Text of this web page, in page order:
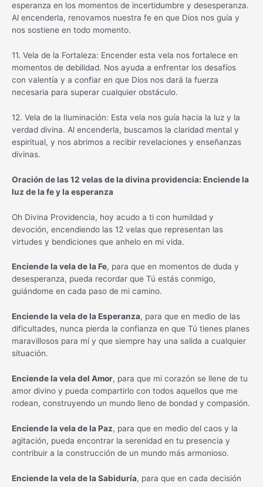
esperanza en los momentos de incertidumbre y desesperanza.
Al encenderla, renovamos nuestra fe en que Dios nos guía y
nos sostiene en todo momento.
11. Vela de la Fortaleza: Encender esta vela nos fortalece en
momentos de debilidad. Nos ayuda a enfrentar los desafíos
con valentía y a confiar en que Dios nos dará la fuerza
necesaria para superar cualquier obstáculo.
12. Vela de la Iluminación: Esta vela nos guía hacia la luz y la
verdad divina. Al encenderla, buscamos la claridad mental y
espiritual, y nos abrimos a recibir revelaciones y enseñanzas
divinas.
Oración de las 12 velas de la divina providencia: Enciende la
luz de la fe y la esperanza
Oh Divina Providencia, hoy acudo a ti con humildad y
devoción, encendiendo las 12 velas que representan las
virtudes y bendiciones que anhelo en mi vida.
Enciende la vela de la Fe, para que en momentos de duda y
desesperanza, pueda recordar que Tú estás conmigo,
guiándome en cada paso de mi camino.
Enciende la vela de la Esperanza, para que en medio de las
dificultades, nunca pierda la confianza en que Tú tienes planes
maravillosos para mí y que siempre hay una salida a cualquier
situación.
Enciende la vela del Amor, para que mi corazón se llene de tu
amor divino y pueda compartirlo con todos aquellos que me
rodean, construyendo un mundo lleno de bondad y compasión.
Enciende la vela de la Paz, para que en medio del caos y la
agitación, pueda encontrar la serenidad en tu presencia y
contribuir a la construcción de un mundo más armonioso.
Enciende la vela de la Sabiduría, para que en cada decisión